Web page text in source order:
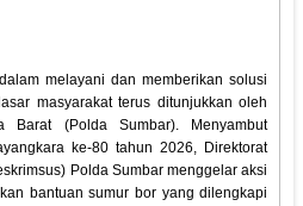
melayani dan memberikan solusi
masyarakat terus ditunjukkan oleh
Barat (Polda Sumbar). Menyambut
ke-80 tahun 2026, Direktorat
Polda Sumbar menggelar aksi
bantuan sumur bor yang dilengkapi